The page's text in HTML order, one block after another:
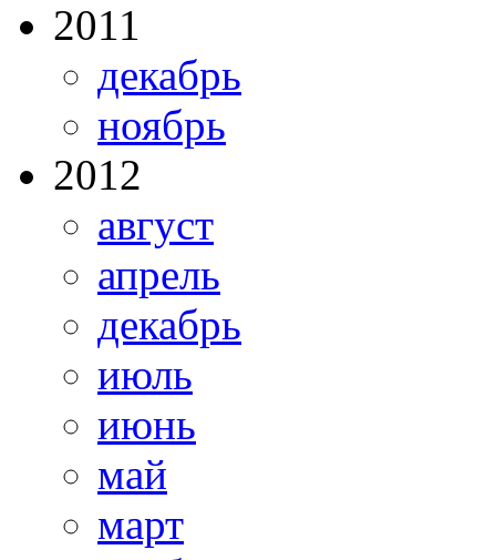
2011
декабрь
ноябрь
2012
август
апрель
декабрь
июль
июнь
май
март